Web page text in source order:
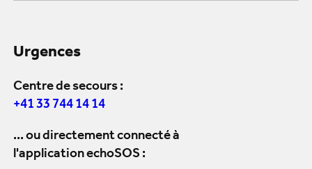
Urgences
Centre de secours :
+41 33 744 14 14
... ou directement connecté à
l'application echoSOS :